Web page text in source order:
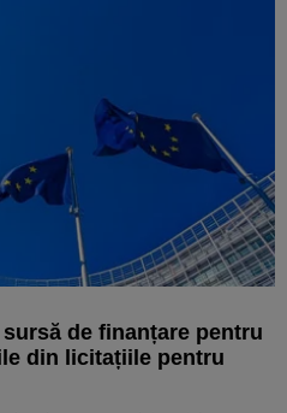
de finanțare pentru
din licitațiile pentru